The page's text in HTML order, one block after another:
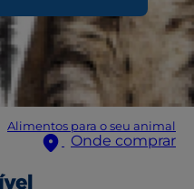
Alimentos para o seu animal
Onde comprar